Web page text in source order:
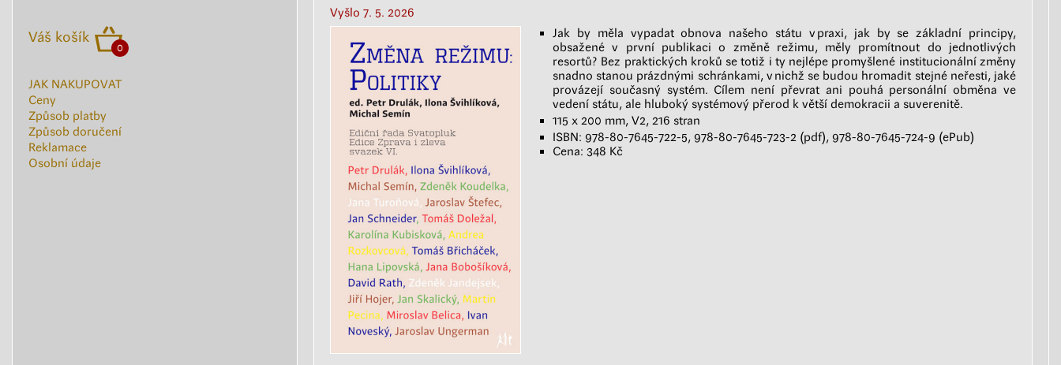
Váš košík
0
JAK NAKUPOVAT
Ceny
Způsob platby
Způsob doručení
Reklamace
Osobní údaje
Vyšlo 7. 5. 2026
Jak by měla vypadat obnova našeho státu v praxi, jak by se základní principy,
obsažené v první publikaci o změně režimu, měly promítnout do jednotlivých
resortů? Bez praktických kroků se totiž i ty nejlépe promyšlené institucionální změny
snadno stanou prázdnými schránkami, v nichž se budou hromadit stejné neřesti, jaké
provázejí současný systém. Cílem není převrat ani pouhá personální obměna ve
vedení státu, ale hluboký systémový přerod k větší demokracii a suverenitě.
115 x 200 mm, V2, 216 stran
ISBN: 978-80-7645-722-5, 978-80-7645-723-2 (pdf), 978-80-7645-724-9 (ePub)
Cena: 348 Kč